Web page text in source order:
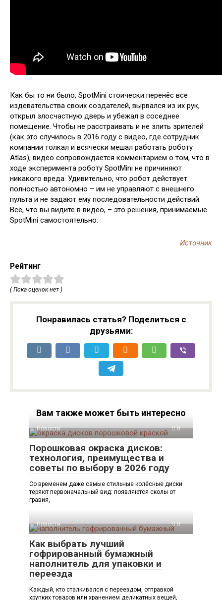
Как бы то ни было, SpotMini стоически перенёс все
издевательства своих создателей, вырвался из их рук,
открыл злосчастную дверь и убежал в соседнее
помещение. Чтобы не расстраивать и не злить зрителей
(как это случилось в 2016 году с видео, где сотрудник
компании толкал и всячески мешал работать роботу
Atlas), видео сопровождается комментарием о том, что в
ходе эксперимента роботу SpotMini не причиняют
никакого вреда. Удивительно, что робот действует
полностью автономно – им не управляют с внешнего
пульта и не задают ему последовательности действий.
Всё, что вы видите в видео, – это решения, принимаемые
SpotMini самостоятельно.
Источник
Рейтинг
( Пока оценок нет )
Понравилась статья? Поделиться с
друзьями:
Вам также может быть интересно
Новости 0
Порошковая окраска дисков:
технология, преимущества и
советы по выбору в 2026 году
Со временем даже самые стильные колёсные диски
теряют первоначальный вид: появляются сколы от
гравия,
Новости 0
Как выбрать лучший
гофрированный бумажный
наполнитель для упаковки и
переезда
Каждый, кто сталкивался с переездом, отправкой
хрупких товаров или хранением деликатных вещей,